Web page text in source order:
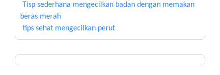
Tisp sederhana mengecilkan badan dengan memakan
beras merah
tips sehat mengecilkan perut